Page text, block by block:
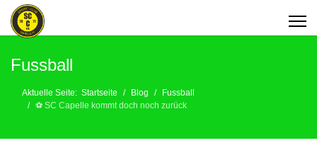
Fussball
Aktuelle Seite: Startseite Blog
Fussball
⚽️ SC Capelle kommt doch noch zurück